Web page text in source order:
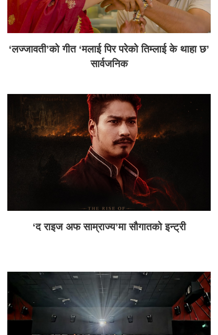
‘लज्जावती’को गीत ‘मलाई पिर परेको तिम्लाई के थाहा छ’
सार्वजनिक
‘द राइज अफ साम्राज्य’मा सौगातको इन्ट्री